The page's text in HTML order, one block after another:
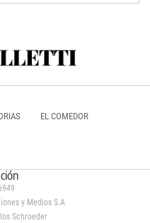
EL COMEDOR
y Medios S.A
Schroeder